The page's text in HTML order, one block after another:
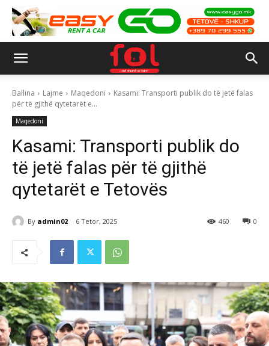
Ballina Lajme Maqedoni
Kasami: Transporti publik do të jetë falas
për të gjithë qytetarët e...
Maqedoni
Kasami: Transporti publik do
të jetë falas për të gjithë
qytetarët e Tetovës
By admin02 6 Tetor, 2025 0
460